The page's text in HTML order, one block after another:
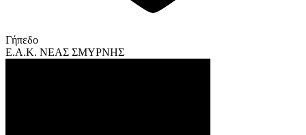
Γήπεδο
Ε.Α.Κ. ΝΕΑΣ ΣΜΥΡΝΗΣ